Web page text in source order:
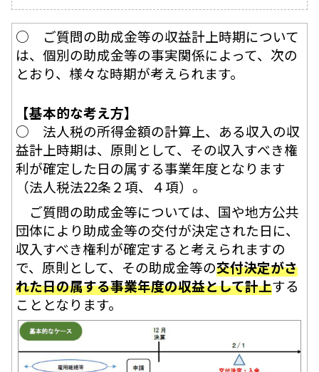
○ ご質問の助成金等の収益計上時期について
は、個別の助成金等の事実関係によって、次の
とおり、様々な時期が考えられます。
【基本的な考え方】
○ 法人税の所得金額の計算上、ある収入の収
益計上時期は、原則として、その収入すべき権
利が確定した日の属する事業年度となります
（法人税法22条２項、４項）。
ご質問の助成金等については、国や地方公共
団体により助成金等の交付が決定された日に、
収入すべき権利が確定すると考えられますの
で、原則として、その助成金等の交付決定がさ
れた日の属する事業年度の収益として計上する
こととなります。